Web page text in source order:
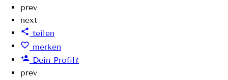
prev
next
teilen
merken
Dein Profil?
prev